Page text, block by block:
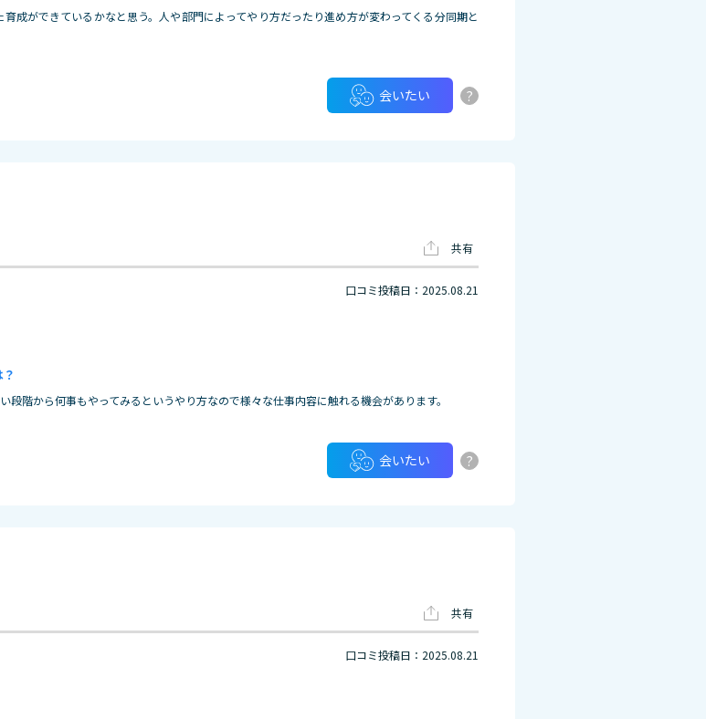
成ができているかなと思う。人や部門によってやり方だったり進め方が変わってくる分同期と
会いたい ?
共有
口コミ投稿日：2025.08.21
階から何事もやってみるというやり方なので様々な仕事内容に触れる機会があります。
会いたい ?
共有
口コミ投稿日：2025.08.21